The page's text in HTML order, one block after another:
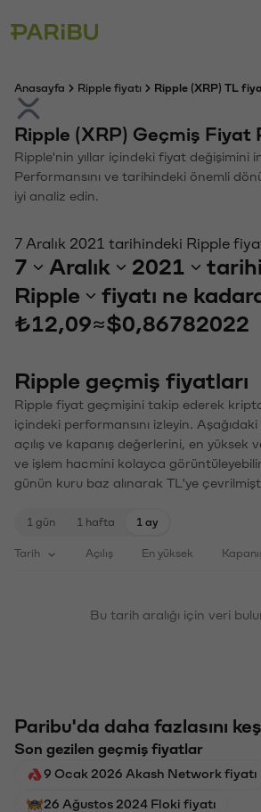
Anasayfa Ripple fiyatı Ripple (XRP) TL
Ripple (XRP) Geçmiş Fiyat
Ripple'nin yıllar içindeki fiyat değişimini
Performansını ve tarihindeki önemli
iyi analiz edin.
7 Aralık 2021 tarihindeki Ripple
7 Aralık 2021
Ripple
fiyatı ne
₺12,09≈$0,86782022
Ripple geçmiş fiyatları
Ripple fiyat geçmişini takip ederek
içindeki performansını izleyin.
açılış ve kapanış değerlerini, en yüksek
ve işlem hacmini kolayca
günün kuru baz alınarak TL'ye
1 gün 1 hafta 1 ay
Tarih Açılış En yüksek
Bu tarih aralığı için veri
Paribu'da daha fazlasını
Son gezilen geçmiş fiyatlar
9 Ocak 2026 Akash Network fiyatı
26 Ağustos 2024 Floki fiyatı